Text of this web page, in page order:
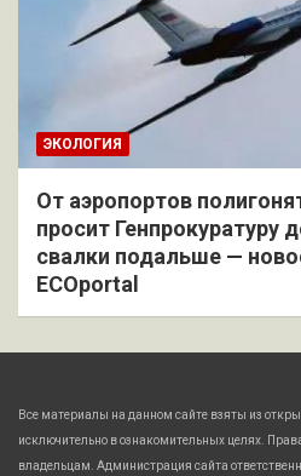
ЭКОЛОГИЯ
От аэропортов
просит Генпрокуратуру
свалки подальше —
ECOportal
Все материалы на данном сайте взяты из
исключительно в ознакомительных целях.
владельцам. Администрация сайта